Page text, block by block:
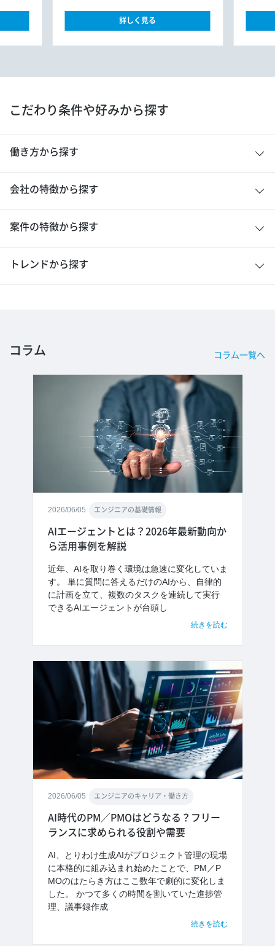
詳しく見る
こだわり条件や好みから探す
働き方から探す
会社の特徴から探す
案件の特徴から探す
トレンドから探す
コラム コラム一覧へ
2026/06/05 エンジニアの基礎情報
AIエージェントとは？2026年最新動向か
ら活用事例を解説
近年、AIを取り巻く環境は急速に変化していま
す。 単に質問に答えるだけのAIから、自律的
に計画を立て、複数のタスクを連続して実行
できるAIエージェントが台頭し
続きを読む
2026/06/05 エンジニアのキャリア・働き方
AI時代のPM／PMOはどうなる？フリー
ランスに求められる役割や需要
AI、とりわけ生成AIがプロジェクト管理の現場
に本格的に組み込まれ始めたことで、PM／P
MOのはたらき方はここ数年で劇的に変化しま
した。 かつて多くの時間を割いていた進捗管
理、議事録作成
続きを読む